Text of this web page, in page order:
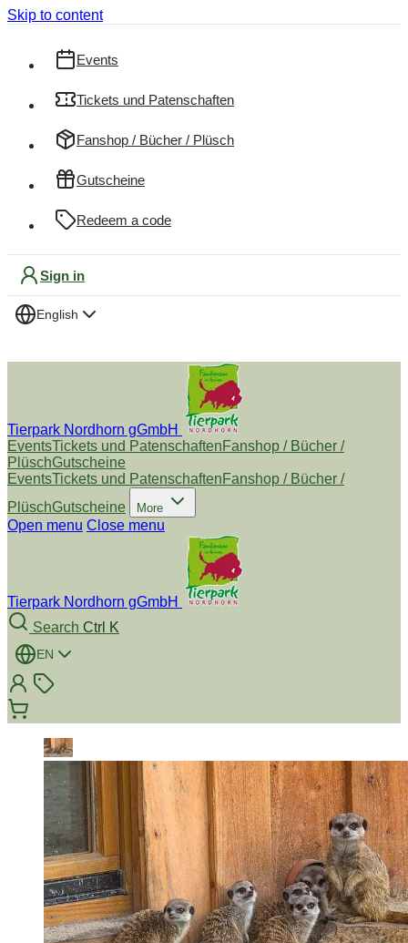
Skip to content
Events
Tickets und Patenschaften
Fanshop / Bücher / Plüsch
Gutscheine
Redeem a code
Sign in
English
Tierpark Nordhorn gGmbH
EventsTickets und PatenschaftenFanshop / Bücher /
PlüschGutscheine
EventsTickets und PatenschaftenFanshop / Bücher /
PlüschGutscheine More
Open menu Close menu
Tierpark Nordhorn gGmbH
Search Ctrl K
EN